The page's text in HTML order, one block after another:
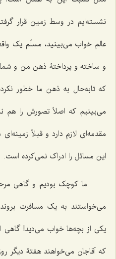
نشسته‌ایم در وسط زمین قرار
عالم خواب می‌بینید، مسلّم یک
و ساخته و پرداختۀ ذهن من و
که تا‌به‌حال به ذهن ما خطور
می‌بینیم که اصلاً تصورش را هم
مقدمه‌ای لازم دارد و قبلاً
این مسائل را ادراک نمی‌کرده است.
ما کوچک بودیم و گاهی
می‌خواستند به یک مسافرت
یکی از بچه‌ها خواب می‌دید!
که آقاجان می‌خواهند هفتۀ دیگر